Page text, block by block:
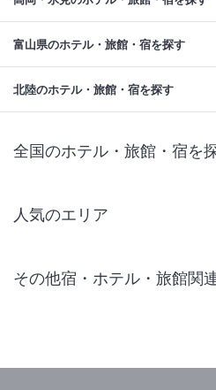
富山県のホテル・旅館・宿を探す
北陸のホテル・旅館・宿を探す
全国のホテル・旅館・宿を
人気のエリア
仙台 ホテル
その他宿・ホテル・旅館関